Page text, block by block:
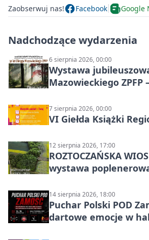
Zaobserwuj nas! Facebook Google
Nadchodzące wydarzenia
6 sierpnia 2026, 00:00
Wystawa
Mazowieckiego ZPFP
7 sierpnia 2026, 00:00
VI Giełda Książki
12 sierpnia 2026, 17:00
ROZTOCZAŃSKA
wystawa
14 sierpnia 2026, 18:00
Puchar Polski POD
dartowe emocje w